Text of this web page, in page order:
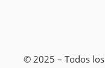
© 2025 – Todos los